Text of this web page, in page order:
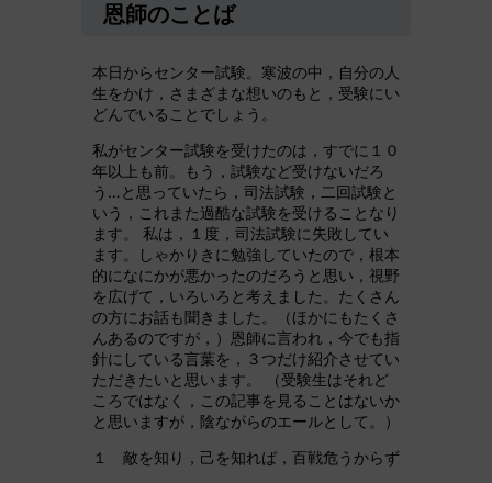
恩師のことば
本日からセンター試験。寒波の中，自分の人
生をかけ，さまざまな想いのもと，受験にい
どんでいることでしょう。
私がセンター試験を受けたのは，すでに１０
年以上も前。もう，試験など受けないだろ
う…と思っていたら，司法試験，二回試験と
いう，これまた過酷な試験を受けることなり
ます。 私は，１度，司法試験に失敗してい
ます。しゃかりきに勉強していたので，根本
的になにかが悪かったのだろうと思い，視野
を広げて，いろいろと考えました。たくさん
の方にお話も聞きました。（ほかにもたくさ
んあるのですが，）恩師に言われ，今でも指
針にしている言葉を，３つだけ紹介させてい
ただきたいと思います。 （受験生はそれど
ころではなく，この記事を見ることはないか
と思いますが，陰ながらのエールとして。）
１ 敵を知り，己を知れば，百戦危うからず